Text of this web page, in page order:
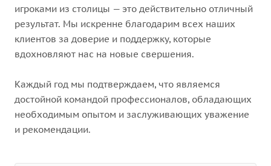
игроками из столицы — это действительно отличный
результат. Мы искренне благодарим всех наших
клиентов за доверие и поддержку, которые
вдохновляют нас на новые свершения.
Каждый год мы подтверждаем, что являемся
достойной командой профессионалов, обладающих
необходимым опытом и заслуживающих уважение
и рекомендации.